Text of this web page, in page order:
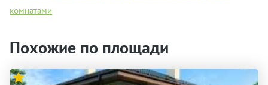
комнатами
Похожие по площади